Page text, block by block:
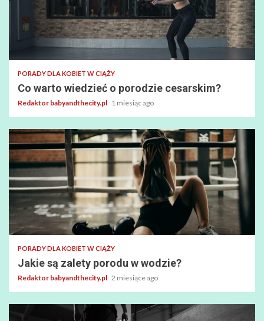
PORADY DLA KOBIET W CIĄŻY
Co warto wiedzieć o porodzie cesarskim?
Redaktor babyandthecity.pl 1 miesiąc ago
PORADY DLA KOBIET W CIĄŻY
Jakie są zalety porodu w wodzie?
Redaktor babyandthecity.pl 2 miesiące ago